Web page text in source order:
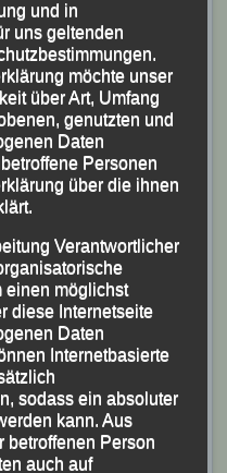
Jonathan Schubert,
und Mario Bernhardt
und in
uns geltenden
möchte unser
über Art, Umfang
genutzten und
Daten
Personen
über die ihnen
Verantwortlicher
einen möglichst
diese Internetseite
Daten
Internetbasierte
sodass ein absoluter
kann. Aus
betroffenen Person
auch auf